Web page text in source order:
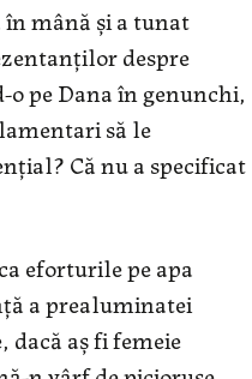
mână și a tunat
despre
pe Dana în genunchi,
să le
Că nu a specificat
eforturile pe apa
a prealuminatei
aș fi femeie